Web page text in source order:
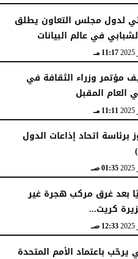
لدول مجلس التعاون يطلق
في عالم البيانات
11:17 مـ
مؤتمر وزراء الثقافة في
العام المقبل
11:11 مـ
برئاسة اتحاد إذاعات الدول
01:35 صـ
مصريًا بعد غرق مركب هجرة غير
كريت...
12:33 صـ
يرحّب باعتماد الأمم المتحدة